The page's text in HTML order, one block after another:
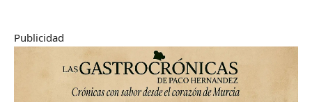
Publicidad